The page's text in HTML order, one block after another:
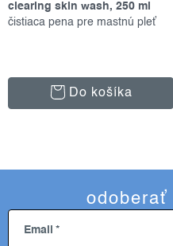
clearing skin wash, 250 ml
čistiaca pena pre mastnú pleť
Do košíka
odoberať
Email